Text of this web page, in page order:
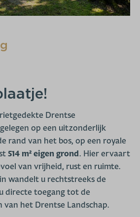
Drentse
op een uitzonderlijk
rand van het bos, op een royale
514 m² eigen grond. Hier ervaart
van vrijheid, rust en ruimte.
wandelt u rechtstreeks de
directe toegang tot de
van het Drentse Landschap.